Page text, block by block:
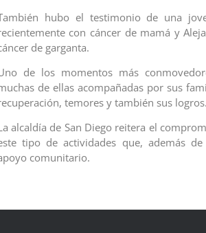
hubo el testimonio de una
con cáncer de mamá y
de garganta.
de los momentos más
de ellas acompañadas por sus
temores y también sus logros.
alcaldía de San Diego reitera el
tipo de actividades que, además
comunitario.